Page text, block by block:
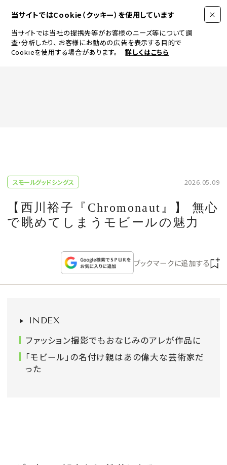
当サイトではCookie（クッキー）を使用しています
当サイトでは当社の提携先等がお客様のニーズ等について調
査・分析したり、 お客様にお勧めの広告を表示する目的で
Cookieを使用する場合があります。
詳しくはこちら
JEWELRY & WATCH
LIFESTYLE
CELEBRITY
WEDDING
FORTUNE
スモールグッドシングス 2026.05.09
【西川裕子『Chromonaut』】 無心
で眺めてしまうモビールの魅力
ブックマークに追加する
INDEX
ファッション撮影でもおなじみのアレが作品に
「モビール」の名付け親はあの偉大な芸術家だ
った